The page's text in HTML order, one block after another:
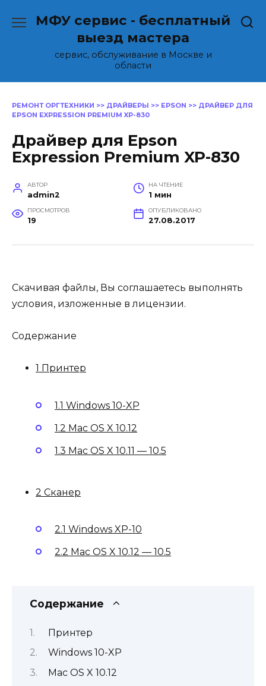
МФУ сервис - бесплатный
выезд мастера
сервис, обслуживание в Москве и
области
РЕМОНТ ОРГТЕХНИКИ >> ДРАЙВЕРЫ >> EPSON >> ДРАЙВЕР ДЛЯ
EPSON EXPRESSION PREMIUM XP-830
Драйвер для Epson
Expression Premium XP-830
АВТОР
admin2
НА ЧТЕНИЕ
1 мин
ПРОСМОТРОВ
19
ОПУБЛИКОВАНО
27.08.2017
Скачивая файлы, Вы соглашаетесь выполнять
условия, изложенные влицензии.
Содержание
1 Принтер
1.1 Windows 10-XP
1.2 Mac OS X 10.12
1.3 Mac OS X 10.11 — 10.5
2 Сканер
2.1 Windows XP-10
2.2 Mac OS X 10.12 — 10.5
Содержание
Принтер
Windows 10-XP
Mac OS X 10.12